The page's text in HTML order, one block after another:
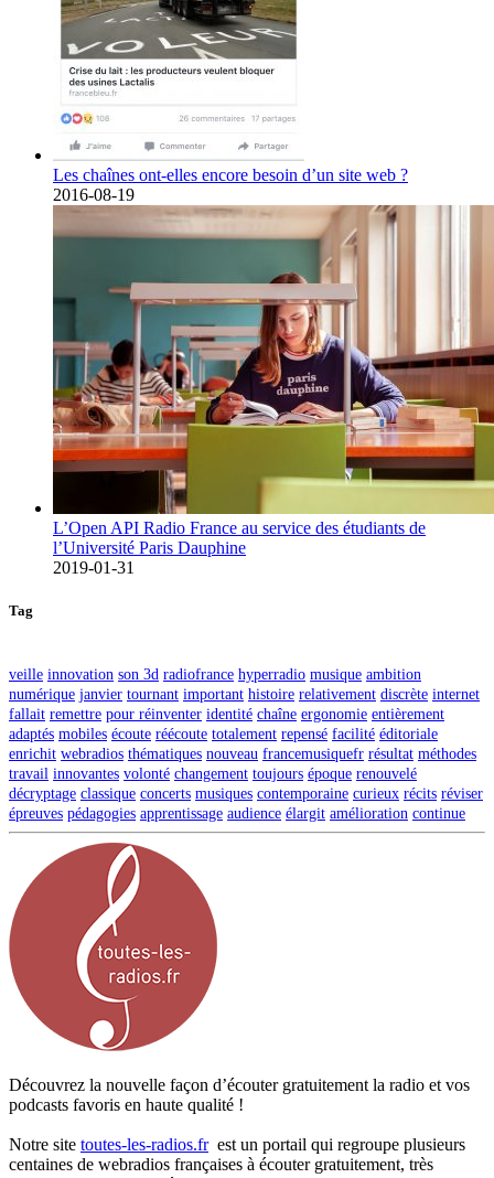
Les chaînes ont-elles encore besoin d’un site web ?
2016-08-19
L’Open API Radio France au service des étudiants de
l’Université Paris Dauphine
2019-01-31
Tag
veille innovation son 3d radiofrance hyperradio musique ambition
numérique janvier tournant important histoire relativement discrète internet
fallait remettre pour réinventer identité chaîne ergonomie entièrement
adaptés mobiles écoute réécoute totalement repensé facilité éditoriale
enrichit webradios thématiques nouveau francemusiquefr résultat méthodes
travail innovantes volonté changement toujours époque renouvelé
décryptage classique concerts musiques contemporaine curieux récits réviser
épreuves pédagogies apprentissage audience élargit amélioration continue
Découvrez la nouvelle façon d’écouter gratuitement la radio et vos
podcasts favoris en haute qualité !
Notre site toutes-les-radios.frest un portail qui regroupe plusieurs
centaines de webradios françaises à écouter gratuitement, très